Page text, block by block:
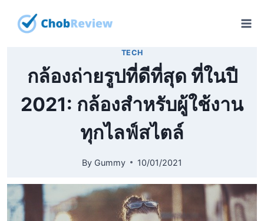
TECH
กล้องถ่ายรูปที่ดีที่สุด ที่ในปี
2021: กล้องสำหรับผู้ใช้งาน
ทุกไลฟ์สไตล์
By Gummy 10/01/2021